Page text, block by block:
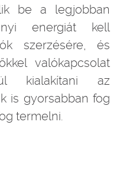
be a legjobban
energiát kell
szerzésére, és
valókapcsolat
kialakítani az
is gyorsabban fog
termelni.